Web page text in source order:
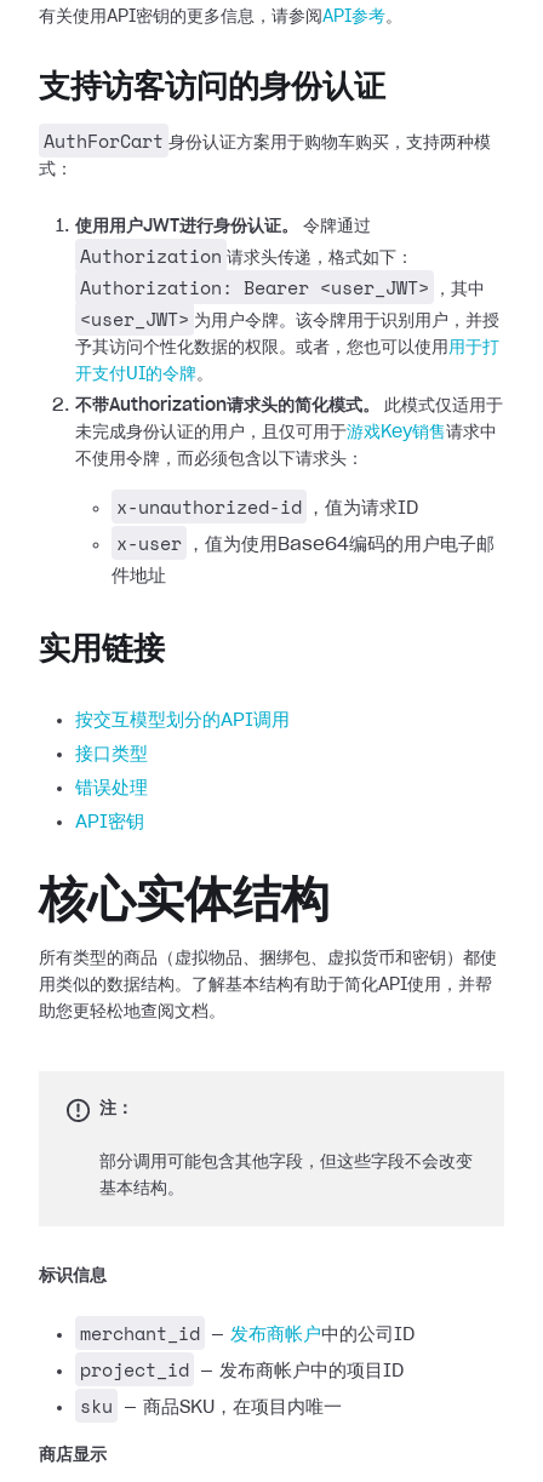
有关使用API密钥的更多信息，请参阅 API参考。
支持访客访问的身份认证
AuthForCart 身份认证方案用于购物车购买，支持两种模
式：
使用用户JWT进行身份认证。 令牌通过
Authorization 请求头传递，格式如下：
Authorization: Bearer <user_JWT> ，其中
<user_JWT> 为用户令牌。该令牌用于识别用户，并授
予其访问个性化数据的权限。或者，您也可以使用 用于打
开支付UI的令牌。
不带Authorization请求头的简化模式。
此模式仅适用于
未完成身份认证的用户，且仅可用于游戏Key销售请求中
不使用令牌，而必须包含以下请求头：
x-unauthorized-id ，值为请求ID
x-user
，值为使用Base64编码的用户电子邮
件地址
实用链接
按交互模型划分的API调用
接口类型
错误处理
API密钥
核心实体结构
所有类型的商品（虚拟物品、捆绑包、虚拟货币和密钥）都使
用类似的数据结构。了解基本结构有助于简化API使用，并帮
助您更轻松地查阅文档。
注：
部分调用可能包含其他字段，但这些字段不会改变
基本结构。
标识信息
merchant_id — 发布商帐户中的公司ID
project_id — 发布商帐户中的项目ID
sku — 商品SKU，在项目内唯一
商店显示